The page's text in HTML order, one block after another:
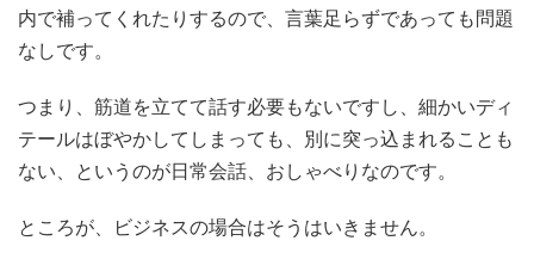
内で補ってくれたりするので、言葉足らずであっても問題
なしです。
つまり、筋道を立てて話す必要もないですし、細かいディ
テールはぼやかしてしまっても、別に突っ込まれることも
ない、というのが日常会話、おしゃべりなのです。
ところが、ビジネスの場合はそうはいきません。